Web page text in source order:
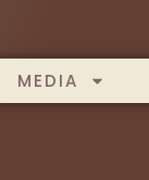
MEDIA